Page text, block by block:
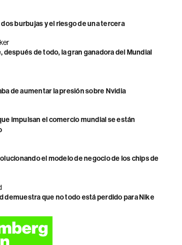
burbujas y el riesgo de una tercera
después de todo, la gran ganadora del Mundial
de aumentar la presión sobre Nvidia
impulsan el comercio mundial se están
el modelo de negocio de los chips de
demuestra que no todo está perdido para Nike